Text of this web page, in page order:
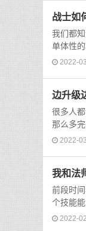
战士如
我们都
单体性
2022-
边升级
很多人
那么多
2022-
我和法
前段时
个技能
2022-